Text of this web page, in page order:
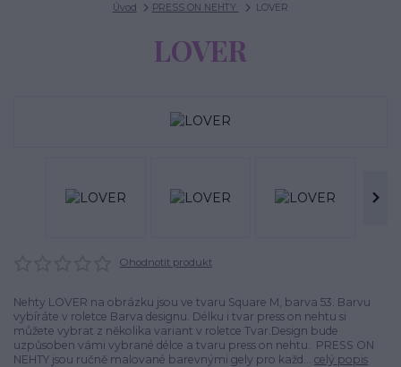
Úvod PRESS ON NEHTY LOVER
LOVER
Ohodnotit produkt
Nehty LOVER na obrázku jsou ve tvaru Square M, barva 53. Barvu
vybíráte v roletce Barva designu. Délku i tvar press on nehtu si
můžete vybrat z několika variant v roletce Tvar.Design bude
uzpůsoben vámi vybrané délce a tvaru press on nehtu. PRESS ON
NEHTY jsou ručně malované barevnými gely pro každ... celý popis